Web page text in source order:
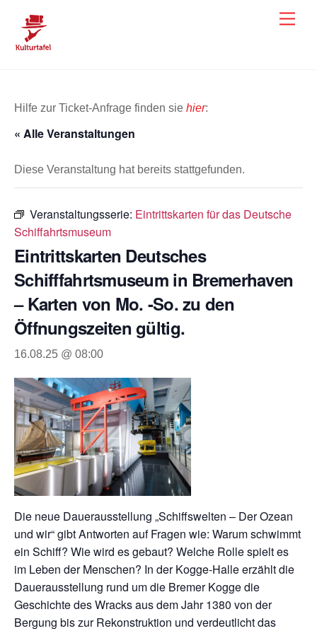
content
Hilfe zur Ticket-Anfrage finden sie hier:
« Alle Veranstaltungen
Diese Veranstaltung hat bereits stattgefunden.
Veranstaltungsserie: Eintrittskarten für das Deutsche
Schiffahrtsmuseum
Eintrittskarten Deutsches
Schifffahrtsmuseum in Bremerhaven
– Karten von Mo. -So. zu den
Öffnungszeiten gültig.
16.08.25 @ 08:00
Die neue Dauerausstellung „Schiffswelten – Der Ozean
und wir“ gibt Antworten auf Fragen wie: Warum schwimmt
ein Schiff? Wie wird es gebaut? Welche Rolle spielt es
im Leben der Menschen? In der Kogge-Halle erzählt die
Dauerausstellung rund um die Bremer Kogge die
Geschichte des Wracks aus dem Jahr 1380 von der
Bergung bis zur Rekonstruktion und verdeutlicht das